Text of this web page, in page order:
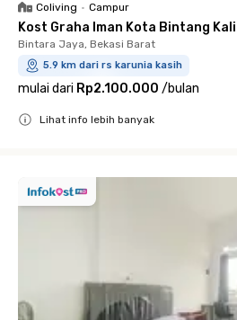
Coliving • Campur
Kost Graha Iman Kota Bintang
Bintara Jaya, Bekasi Barat
5.9 km dari rs karunia kasih
mulai dari Rp2.100.000 /bulan
Lihat info lebih banyak